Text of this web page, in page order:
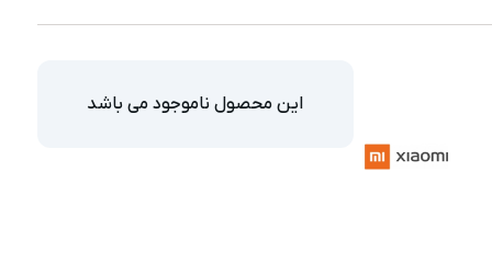
این محصول ناموجود می باشد